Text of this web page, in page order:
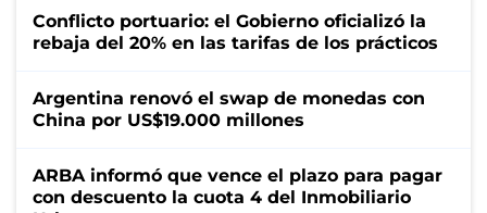
Conflicto portuario: el Gobierno oficializó la
rebaja del 20% en las tarifas de los prácticos
Argentina renovó el swap de monedas con
China por US$19.000 millones
ARBA informó que vence el plazo para pagar
con descuento la cuota 4 del Inmobiliario